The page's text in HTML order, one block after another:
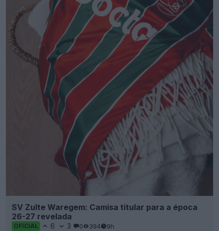
SV Zulte Waregem: Camisa titular para a época
26-27 revelada
OFICIAL 6 3 0 394 9h